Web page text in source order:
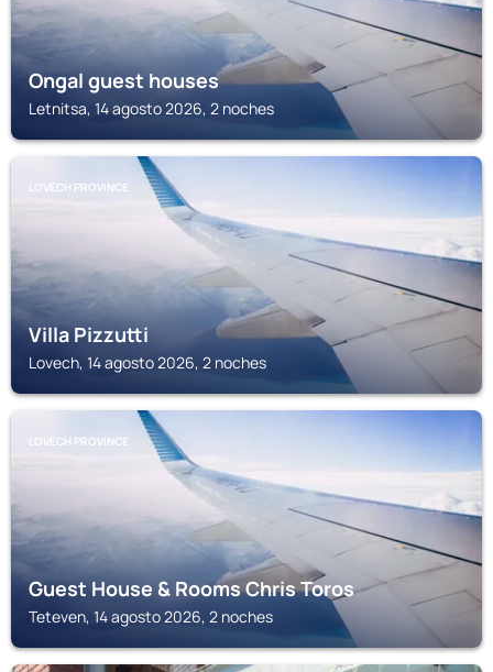
Ongal guest houses
Letnitsa, 14 agosto 2026, 2 noches
LOVECH PROVINCE
Villa Pizzutti
Lovech, 14 agosto 2026, 2 noches
LOVECH PROVINCE
Guest House & Rooms Chris Toros
Teteven, 14 agosto 2026, 2 noches